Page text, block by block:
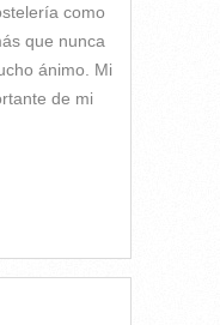
como
que nunca
ánimo. Mi
de mi